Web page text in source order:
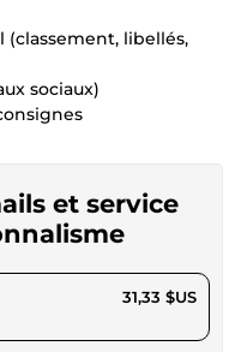
libellés,
sociaux)
et service
31,33 $US